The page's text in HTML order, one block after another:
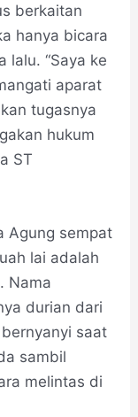
berkaitan
hanya bicara
lalu. “Saya ke
aparat
tugasnya
hukum
ST
Agung sempat
lai adalah
Nama
durian dari
saat
sambil
melintas di